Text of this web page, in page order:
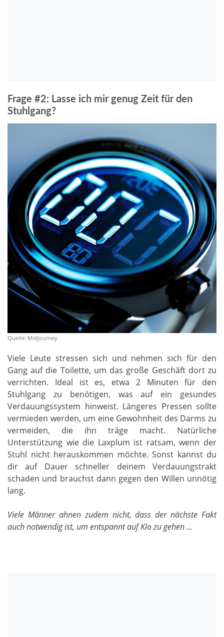
Frage #2: Lasse ich mir genug Zeit für den
Stuhlgang?
Quelle: Midjourney
Viele Leute stressen sich und nehmen sich für den
Gang auf die Toilette, um das große Geschäft dort zu
verrichten. Ideal ist es, etwa 2 Minuten für den
Stuhlgang zu benötigen, was auf ein gesundes
Verdauungssystem hinweist. Längeres Pressen sollte
vermieden werden, um eine Gewohnheit des Darms zu
vermeiden, die ihn träge macht. Natürliche
Unterstützung wie die Laxplum ist ratsam, wenn der
Stuhl nicht herauskommen möchte. Sonst kannst du
dir auf Dauer schneller deinem Verdauungstrakt
schaden und brauchst dann gegen den Willen unnötig
lang.
Viele Männer ahnen zudem nicht, dass der nächste Fakt
auch notwendig ist, um entspannt auf Klo zu gehen ...